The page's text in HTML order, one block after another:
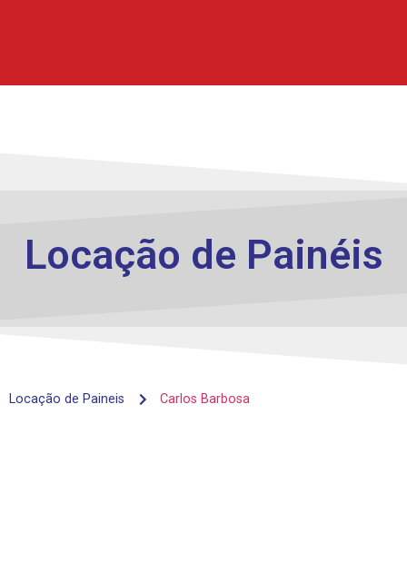
Locação de Painéis
Locação de Paineis Carlos Barbosa